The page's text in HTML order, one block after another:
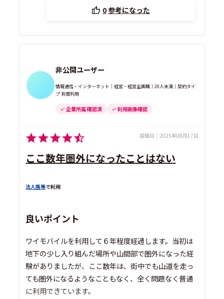
0参考になった
非公開ユーザー
情報通信・インターネット｜経営・経営企画職｜20人未満｜契約タイ
プ 有償利用
企業所属 確認済 利用画像確認
投稿日： 2025年08月17日
ここ数年圏外になったことはない
法人携帯で利用
良いポイント
ワイモバイルを利用して６年程度経過します。当初は
地下の少し入り組んだ場所や山間部で圏外になった経
験がありましたが、ここ数年は、街中でも山道を走っ
ても圏外になるようなこともなく、全く問題なく普通
に利用できています。